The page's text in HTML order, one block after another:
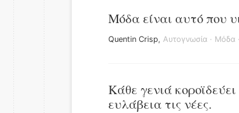
Μόδα είναι αυτό που
Quentin Crisp, Αυτογνωσία · Μόδα ·
Κάθε γενιά
ευλάβεια τις νέες.